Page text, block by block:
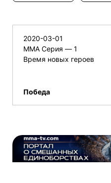
2020-03-01
ММА Серия — 1
Время новых героев
Победа